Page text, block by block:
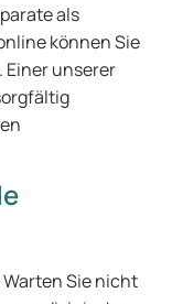
als
können Sie
unserer
Sie nicht